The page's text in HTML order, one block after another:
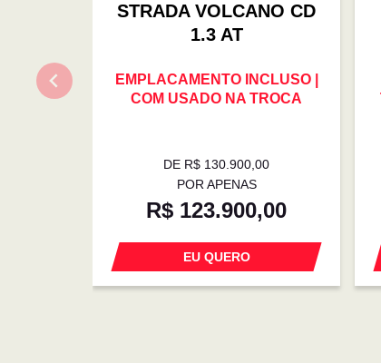
STRADA VOLCANO CD
1.3 AT
EMPLACAMENTO INCLUSO |
COM USADO NA TROCA
DE R$ 130.900,00
POR APENAS
R$ 123.900,00
EU QUERO